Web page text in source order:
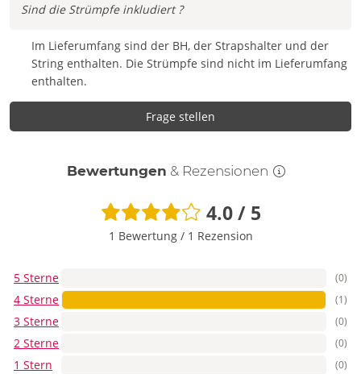
Sind die Strümpfe inkludiert ?
Im Lieferumfang sind der BH, der Strapshalter und der
String enthalten. Die Strümpfe sind nicht im Lieferumfang
enthalten.
Frage stellen
Bewertungen & Rezensionen
4.0 / 5
1 Bewertung / 1 Rezension
5 Sterne (0)
4 Sterne (1)
3 Sterne (0)
2 Sterne (0)
1 Stern (0)